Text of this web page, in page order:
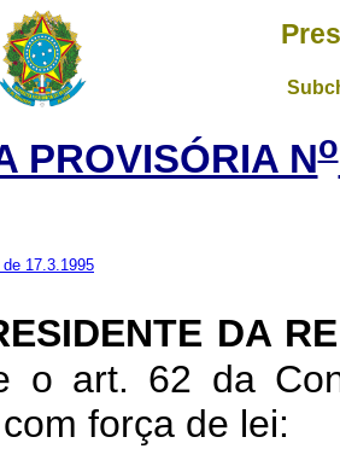
PROVISÓRIA No
17.3.1995
DA
o art. 62 da
força de lei: